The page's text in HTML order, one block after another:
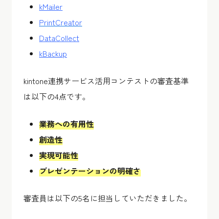
kMailer
PrintCreator
DataCollect
kBackup
kintone連携サービス活用コンテストの審査基準
は以下の4点です。
業務への有用性
創造性
実現可能性
プレゼンテーションの明確さ
審査員は以下の5名に担当していただきました。